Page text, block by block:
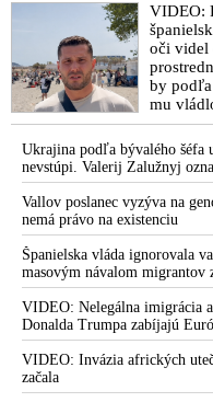
VIDEO:
oči videl
by
mu
Ukrajina podľa bývalého šéfa
nevstúpi. Valerij Zalužnyj
Severoatlantickej aliancii za
Vallov poslanec vyzýva na
nemá právo na existenciu
Španielska vláda ignorovala
masovým návalom migrantov
správ preniklo do tejto
tisíc migrantov
VIDEO: Nelegálna imigrácia
Donalda Trumpa zabíjajú
eskalácie konfliktu s Iránom
príkaz pripravená uskutočniť
VIDEO: Invázia afrických
začala